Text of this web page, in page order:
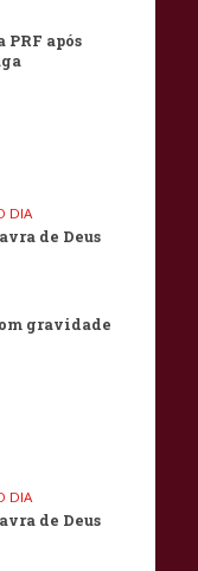
PRF após
DIA
de Deus
gravidade
DIA
de Deus